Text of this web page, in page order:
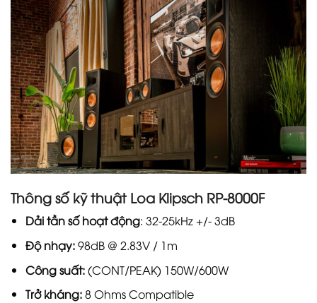
Thông số kỹ thuật Loa Klipsch RP-8000F
Dải tần số hoạt động: 32-25kHz +/- 3dB
Độ nhạy:98dB @ 2.83V / 1m
Công suất:(CONT/PEAK) 150W/600W
Trở kháng:8 Ohms Compatible